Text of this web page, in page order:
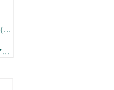
（14）
セキュリティ・コンプライアンス